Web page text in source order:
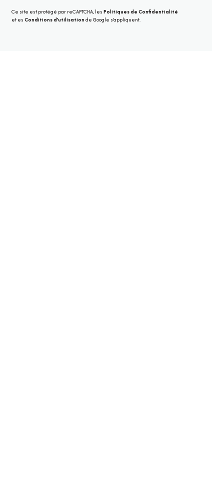
Ce site est protégé par reCAPTCHA, les Politiques de Confidentialité
et es Conditions d'utilisation de Google s'appliquent.